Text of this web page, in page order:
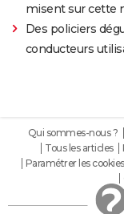
misent sur cette
Des policiers
conducteurs
Qui sommes-nous ?
Tous les articles
Paramétrer les cookies